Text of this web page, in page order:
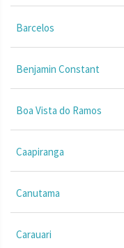
Barcelos
Benjamin Constant
Boa Vista do Ramos
Caapiranga
Canutama
Carauari